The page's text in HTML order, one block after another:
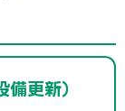
更新）